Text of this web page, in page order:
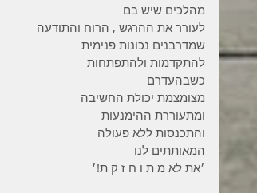
מהלכים שיש בם
לעורר את ההרגש , הרוח והתודעה
שמדרבנים נכונות פנימית
להתקדמות ולהתפתחות
כשבהעדרם
מצומצמת יכולת החשיבה
ומתעוררת ההימנעות
והתכנסות ללא פעולה
המאותתים לנו
׳את לא מ ת ו ח ז ק ת!׳